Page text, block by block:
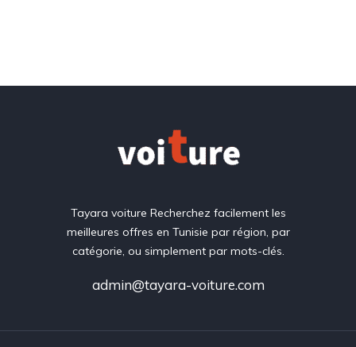
Tayara voiture Recherchez facilement les
meilleures offres en Tunisie par région, par
catégorie, ou simplement par mots-clés.
admin@tayara-voiture.com